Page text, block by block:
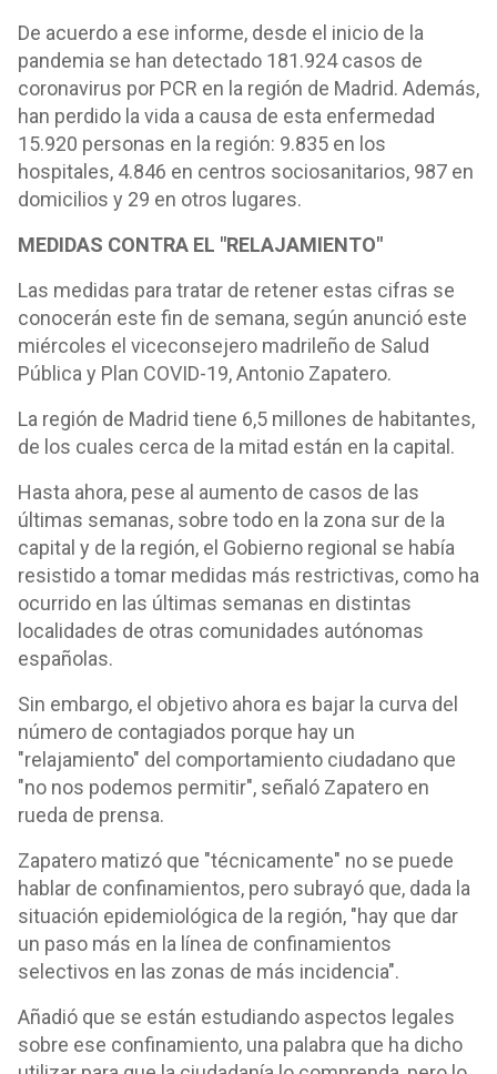
De acuerdo a ese informe, desde el inicio de la
pandemia se han detectado 181.924 casos de
coronavirus por PCR en la región de Madrid. Además,
han perdido la vida a causa de esta enfermedad
15.920 personas en la región: 9.835 en los
hospitales, 4.846 en centros sociosanitarios, 987 en
domicilios y 29 en otros lugares.
MEDIDAS CONTRA EL "RELAJAMIENTO"
Las medidas para tratar de retener estas cifras se
conocerán este fin de semana, según anunció este
miércoles el viceconsejero madrileño de Salud
Pública y Plan COVID-19, Antonio Zapatero.
La región de Madrid tiene 6,5 millones de habitantes,
de los cuales cerca de la mitad están en la capital.
Hasta ahora, pese al aumento de casos de las
últimas semanas, sobre todo en la zona sur de la
capital y de la región, el Gobierno regional se había
resistido a tomar medidas más restrictivas, como ha
ocurrido en las últimas semanas en distintas
localidades de otras comunidades autónomas
españolas.
Sin embargo, el objetivo ahora es bajar la curva del
número de contagiados porque hay un
"relajamiento" del comportamiento ciudadano que
"no nos podemos permitir", señaló Zapatero en
rueda de prensa.
Zapatero matizó que "técnicamente" no se puede
hablar de confinamientos, pero subrayó que, dada la
situación epidemiológica de la región, "hay que dar
un paso más en la línea de confinamientos
selectivos en las zonas de más incidencia".
Añadió que se están estudiando aspectos legales
sobre ese confinamiento, una palabra que ha dicho